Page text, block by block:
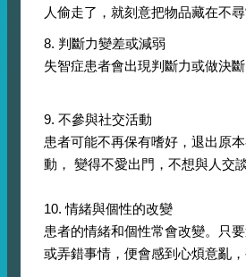
人偷走了，就刻意把物品藏在不尋
8. 判斷力變差或減弱
失智症患者會出現判斷力或做決斷
9. 不參與社交活動
患者可能不再保有嗜好，退出原
動， 變得不愛出門，不想與人交談
10. 情緒與個性的改變
患者的情緒和個性常會改變。只
或弄錯事情，便會感到心煩意亂，